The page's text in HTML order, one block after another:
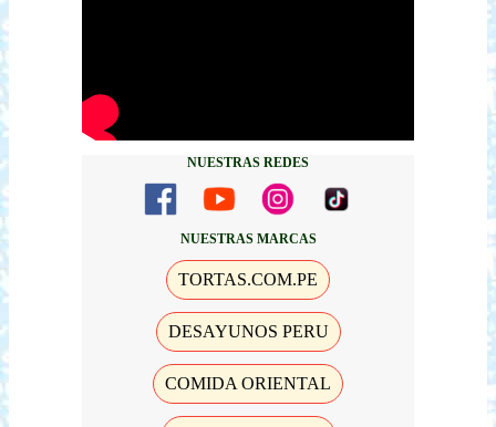
NUESTRAS REDES
NUESTRAS MARCAS
TORTAS.COM.PE
DESAYUNOS PERU
COMIDA ORIENTAL